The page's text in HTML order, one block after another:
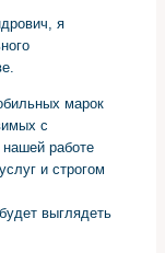
я
марок
с
работе
и строгом
выглядеть